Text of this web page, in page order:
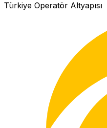
Türkiye Operatör Altyapısı